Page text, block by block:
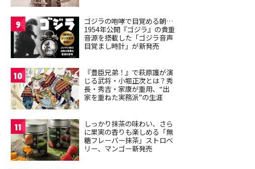
9
ゴジラの咆哮で目覚める朝…
1954年公開『ゴジラ』の貴重
音源を搭載した「ゴジラ音声
目覚まし時計」が新発売
10
『豊臣兄弟！』で萩原護が演
じる武将・小堀正次とは？秀
長・秀吉・家康が重用、“出
家を重ねた実務派”の生涯
11
しっかり抹茶の味わい、さら
に果実の香りも楽しめる「無
糖フレーバー抹茶」ストロベ
リー、マンゴー新発売